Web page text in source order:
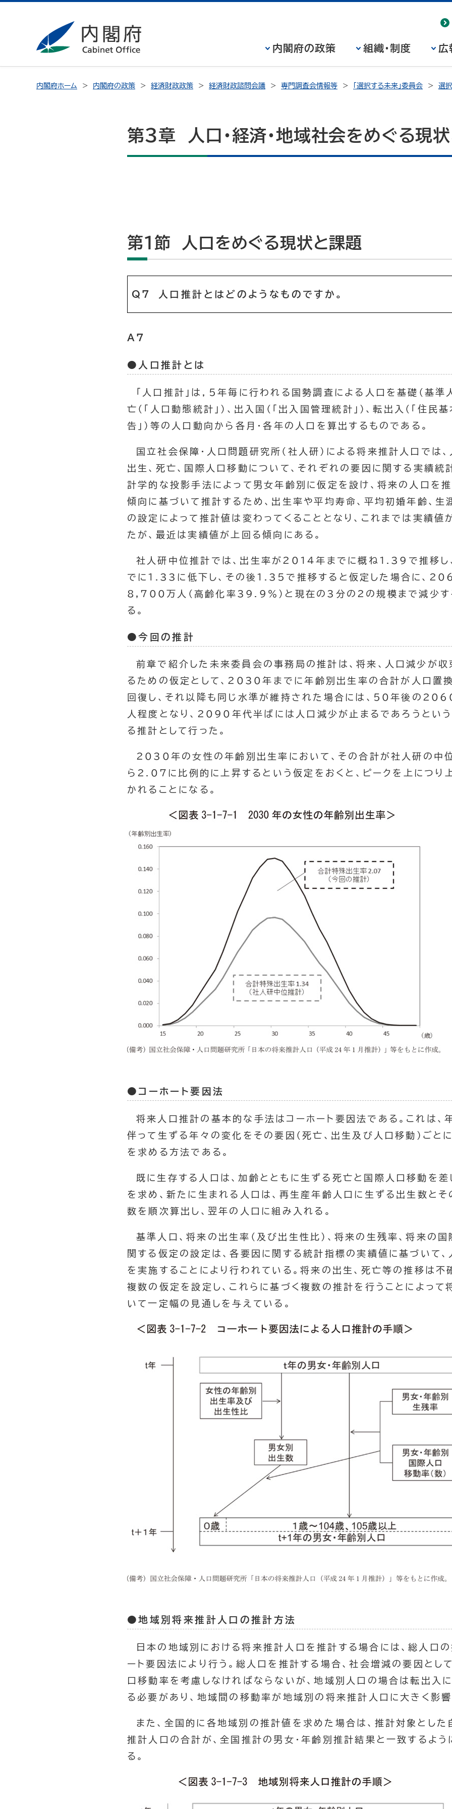
内閣府の政策 組織・制度 広
内閣府ホーム 内閣府の政策 経済財政政策 経済財政諮問会議 専門調査会情報等 「選択する未来」委員会 選
第3章 人口・経済・地域社会をめぐる現
第1節 人口をめぐる現状と課題
Q7 人口推計とはどのようなものですか。
A7
●人口推計とは
「人口推計」は，5年毎に行われる国勢調査による人口を基礎（基準
亡（「人口動態統計」）、出入国（「出入国管理統計」）、転出入（「住民
告」）等の人口動向から各月・各年の人口を算出するものである。
国立社会保障・人口問題研究所（社人研）による将来推計人口では
出生、死亡、国際人口移動について、それぞれの要因に関する実績統
計学的な投影手法によって男女年齢別に仮定を設け、将来の人口を推
傾向に基づいて推計するため、出生率や平均寿命、平均初婚年齢、生
の設定によって推計値は変わってくることとなり、これまでは実績値
たが、最近は実績値が上回る傾向にある。
社人研中位推計では、出生率が2014年までに概ね1.39で推移
でに1.33に低下し、その後1.35で推移すると仮定した場合に、
8,700万人（高齢化率39.9％）と現在の3分の2の規模まで減少す
る。
●今回の推計
前章で紹介した未来委員会の事務局の推計は、将来、人口減少が収
るための仮定として、2030年までに年齢別出生率の合計が人口置
回復し、それ以降も同じ水準が維持された場合には、50年後の
人程度となり、2090年代半ばには人口減少が止まるであろうという
る推計として行った。
2030年の女性の年齢別出生率において、その合計が社人研の中
ら2.07に比例的に上昇するという仮定をおくと、ピークを上につり
かれることになる。
●コーホート要因法
将来人口推計の基本的な手法はコーホート要因法である。これは、
伴って生ずる年々の変化をその要因（死亡、出生及び人口移動）ごと
を求める方法である。
既に生存する人口は、加齢とともに生ずる死亡と国際人口移動を差
を求め、新たに生まれる人口は、再生産年齢人口に生ずる出生数とそ
数を順次算出し、翌年の人口に組み入れる。
基準人口、将来の出生率（及び出生性比）、将来の生残率、将来の国
関する仮定の設定は、各要因に関する統計指標の実績値に基づいて
を実施することにより行われている。将来の出生、死亡等の推移は不
複数の仮定を設定し、これらに基づく複数の推計を行うことによって
いて一定幅の見通しを与えている。
●地域別将来推計人口の推計方法
日本の地域別における将来推計人口を推計する場合には、総人口
ート要因法により行う。総人口を推計する場合、社会増減の要因とし
口移動率を考慮しなければならないが、地域別人口の場合は転出入
る必要があり、地域間の移動率が地域別の将来推計人口に大きく影響
また、全国的に各地域別の推計値を求めた場合は、推計対象とした
推計人口の合計が、全国推計の男女・年齢別推計結果と一致するよう
る。